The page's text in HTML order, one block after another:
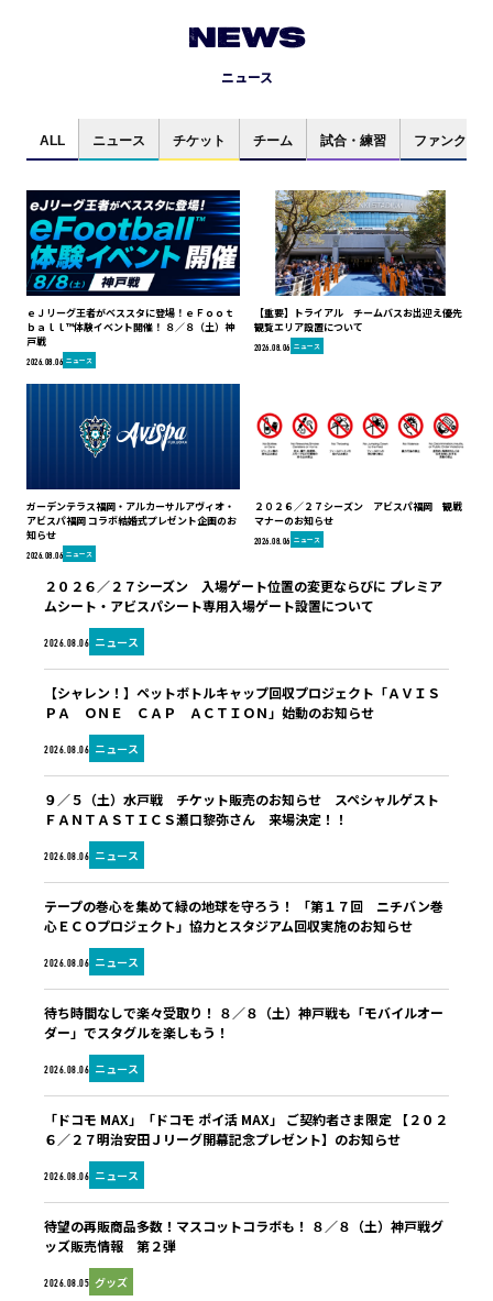
NEWS
ニュース
ALL ニュース チケット チーム 試合・練習 ファンクラブ
ｅＪリーグ王者がベススタに登場！ｅＦｏｏｔ
ｂａｌｌ™体験イベント開催！ ８／８（土）神
戸戦
2026.08.06 ニュース
【重要】トライアル チームバスお出迎え優先
観覧エリア設置について
2026.08.06 ニュース
ガーデンテラス福岡・アルカーサルアヴィオ・
アビスパ福岡 コラボ結婚式プレゼント企画のお
知らせ
2026.08.06 ニュース
２０２６／２７シーズン アビスパ福岡 観戦
マナーのお知らせ
2026.08.06 ニュース
2026.08.06 ニュース
２０２６／２７シーズン 入場ゲート位置の変更ならびに プレミア
ムシート・アビスパシート専用入場ゲート設置について
2026.08.06 ニュース
【シャレン！】ペットボトルキャップ回収プロジェクト「ＡＶＩＳ
ＰＡ ＯＮＥ ＣＡＰ ＡＣＴＩＯＮ」始動のお知らせ
2026.08.06 ニュース
９／５（土）水戸戦 チケット販売のお知らせ スペシャルゲスト
ＦＡＮＴＡＳＴＩＣＳ瀬口黎弥さん 来場決定！！
2026.08.06 ニュース
テープの巻心を集めて緑の地球を守ろう！ 「第１７回 ニチバン巻
心ＥＣＯプロジェクト」協力とスタジアム回収実施のお知らせ
2026.08.06 ニュース
待ち時間なしで楽々受取り！ ８／８（土）神戸戦も「モバイルオー
ダー」でスタグルを楽しもう！
2026.08.06 ニュース
「ドコモ MAX」「ドコモ ポイ活 MAX」 ご契約者さま限定 【２０２
６／２７明治安田Ｊリーグ開幕記念プレゼント】のお知らせ
2026.08.05 グッズ
待望の再販商品多数！マスコットコラボも！ ８／８（土）神戸戦グ
ッズ販売情報 第２弾